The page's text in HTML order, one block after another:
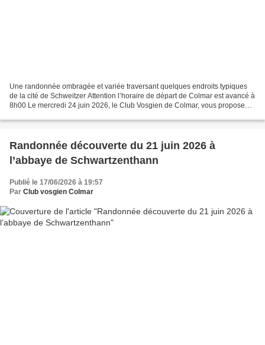
Une randonnée ombragée et variée traversant quelques endroits typiques
de la cité de Schweitzer Attention l’horaire de départ de Colmar est avancé à
8h00 Le mercredi 24 juin 2026, le Club Vosgien de Colmar, vous propose
Randonnée découverte du 21 juin 2026 à
l’abbaye de Schwartzenthann
Publié le 17/06/2026 à 19:57
Par Club vosgien Colmar